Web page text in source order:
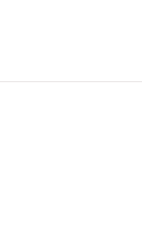
для